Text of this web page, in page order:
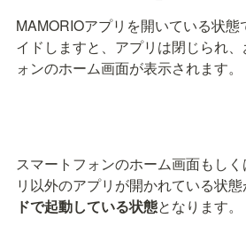
MAMORIOアプリを開いている状態
イドしますと、アプリは閉じられ
ォンのホーム画面が表示されます。
スマートフォンのホーム画面もし
リ以外のアプリが開かれている状
ドで起動している状態となります。